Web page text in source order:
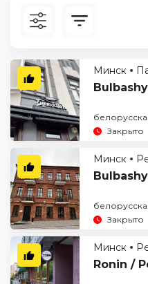
По рейтингуМинск
Закрыто
Минск
Закрыто
Минск
Ronin /